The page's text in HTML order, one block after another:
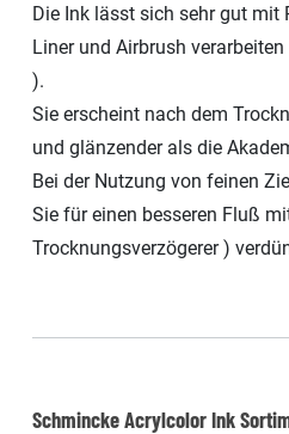
Die Ink lässt sich sehr gut mit
Liner und Airbrush
).
Sie erscheint nach dem
und glänzender als die
Bei der Nutzung von feinen
Sie für einen besseren Fluß
Trocknungsverzögerer )
Schmincke Acrylcolor Ink